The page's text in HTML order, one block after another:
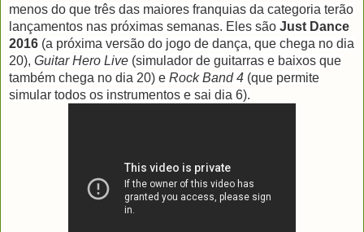
menos do que três das maiores franquias da categoria terão
lançamentos nas próximas semanas. Eles são Just Dance
2016 (a próxima versão do jogo de dança, que chega no dia
20), Guitar Hero Live (simulador de guitarras e baixos que
também chega no dia 20) e Rock Band 4 (que permite
simular todos os instrumentos e sai dia 6).